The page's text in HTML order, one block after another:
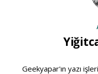
Geekyapar'ın yazı